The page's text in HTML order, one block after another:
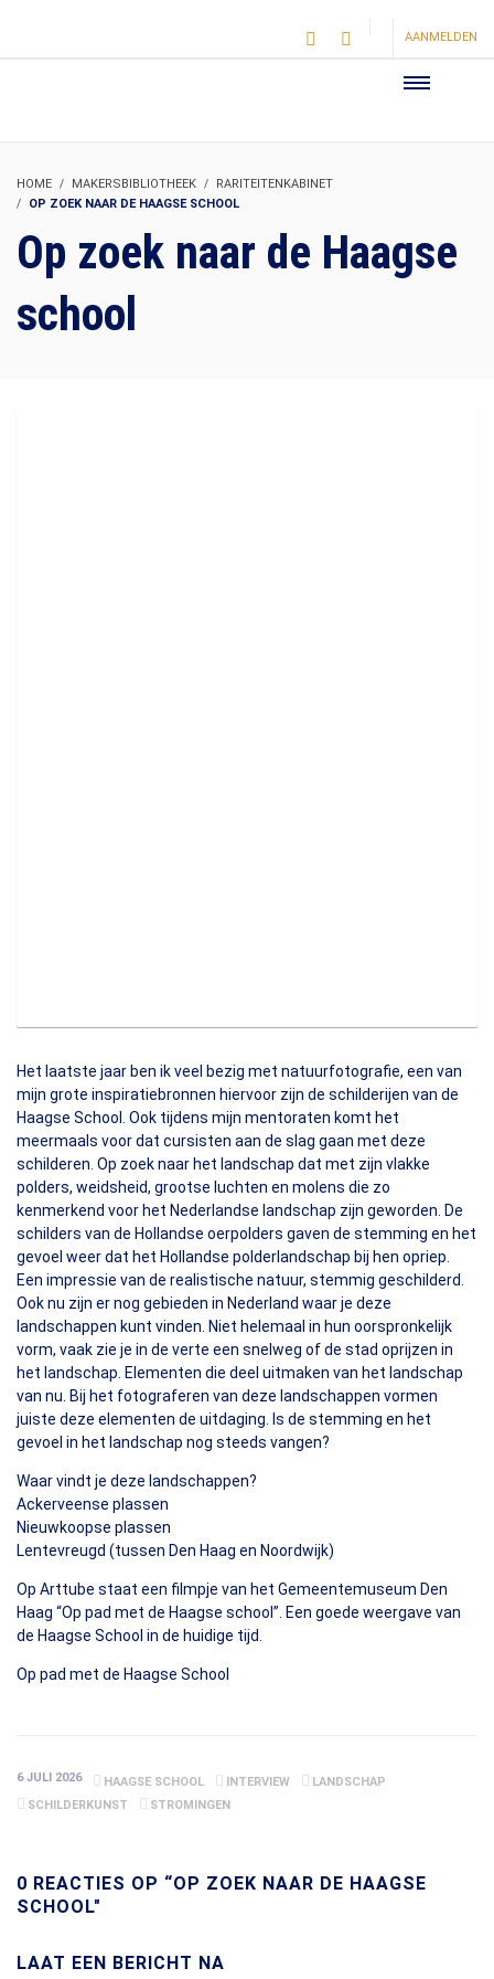
AANMELDEN
HOME MAKERSBIBLIOTHEEK
RARITEITENKABINET
OP ZOEK NAAR DE HAAGSE SCHOOL
Op zoek naar de Haagse
school
Het laatste jaar ben ik veel bezig met natuurfotografie, een van
mijn grote inspiratiebronnen hiervoor zijn de schilderijen van de
Haagse School. Ook tijdens mijn mentoraten komt het
meermaals voor dat cursisten aan de slag gaan met deze
schilderen. Op zoek naar het landschap dat met zijn vlakke
polders, weidsheid, grootse luchten en molens die zo
kenmerkend voor het Nederlandse landschap zijn geworden. De
schilders van de Hollandse oerpolders gaven de stemming en het
gevoel weer dat het Hollandse polderlandschap bij hen opriep.
Een impressie van de realistische natuur, stemmig geschilderd.
Ook nu zijn er nog gebieden in Nederland waar je deze
landschappen kunt vinden. Niet helemaal in hun oorspronkelijk
vorm, vaak zie je in de verte een snelweg of de stad oprijzen in
het landschap. Elementen die deel uitmaken van het landschap
van nu. Bij het fotograferen van deze landschappen vormen
juiste deze elementen de uitdaging. Is de stemming en het
gevoel in het landschap nog steeds vangen?
Waar vindt je deze landschappen?
Ackerveense plassen
Nieuwkoopse plassen
Lentevreugd (tussen Den Haag en Noordwijk)
Op Arttube staat een filmpje van het Gemeentemuseum Den
Haag “Op pad met de Haagse school”. Een goede weergave van
de Haagse School in de huidige tijd.
Op pad met de Haagse School
6 JULI 2026 HAAGSE SCHOOL INTERVIEW
LANDSCHAP
SCHILDERKUNST
STROMINGEN
0 REACTIES OP “OP ZOEK NAAR DE HAAGSE
SCHOOL"
LAAT EEN BERICHT NA